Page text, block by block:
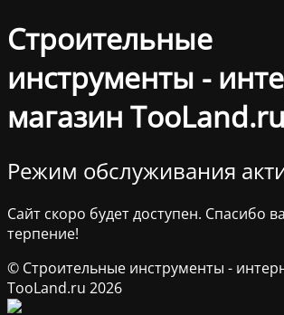
Строительные
инструменты -
магазин TooLand.ru
Режим обслуживания
Сайт скоро будет доступен. Спасибо
терпение!
© Строительные инструменты -
TooLand.ru 2026